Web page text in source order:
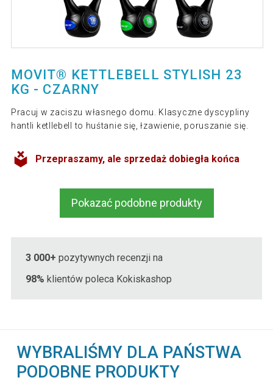
MOVIT® KETTLEBELL STYLISH 23
KG - CZARNY
Pracuj w zaciszu własnego domu. Klasyczne dyscypliny
hantli ketllebell to huśtanie się, łzawienie, poruszanie się.
Przepraszamy, ale sprzedaż dobiegła końca
Pokazać podobne produkty
3 000+ pozytywnych recenzji na
98% klientów poleca Kokiskashop
WYBRALIŚMY DLA PAŃSTWA
PODOBNE PRODUKTY